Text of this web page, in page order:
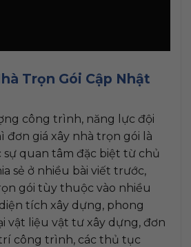
Trọn Gói Cập Nhật
công trình, năng lực đội
đơn giá xây nhà trọn gói là
quan tâm đặc biệt từ chủ
sẻ ở nhiều bài viết trước,
gói tùy thuộc vào nhiều
tích xây dựng, phong
vật liệu vật tư xây dựng, đơn
công trình, các thủ tục